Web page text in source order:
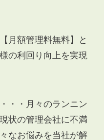
月額管理料無料】と
の利回り向上を実現
・・月々のランニン
状の管理会社に不満
なお悩みを当社が解